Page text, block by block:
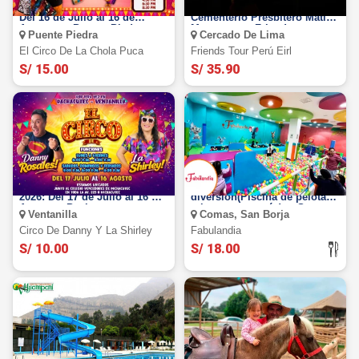
Circo de la Chola Puca 2026:
Del 16 de Julio al 16 de
Agosto en Puente Piedra
Puente Piedra
El Circo De La Chola Puca
S/ 15.00
Cementerio Presbítero Matías
Maestro con Friends tour
Perú
Cercado De Lima
Friends Tour Perú Eirl
S/ 35.90
Circo de Danny y La Shirley
2026: Del 17 de Julio al 16 de
Aosto en Pachacutec -
Ventanilla
Ventanilla
Circo De Danny Y La Shirley
S/ 10.00
FABULANDIA: Full
diversión(Piscina de pelotas,
toboganes, y más)en San
Borja
Comas, San Borja
Fabulandia
S/ 18.00